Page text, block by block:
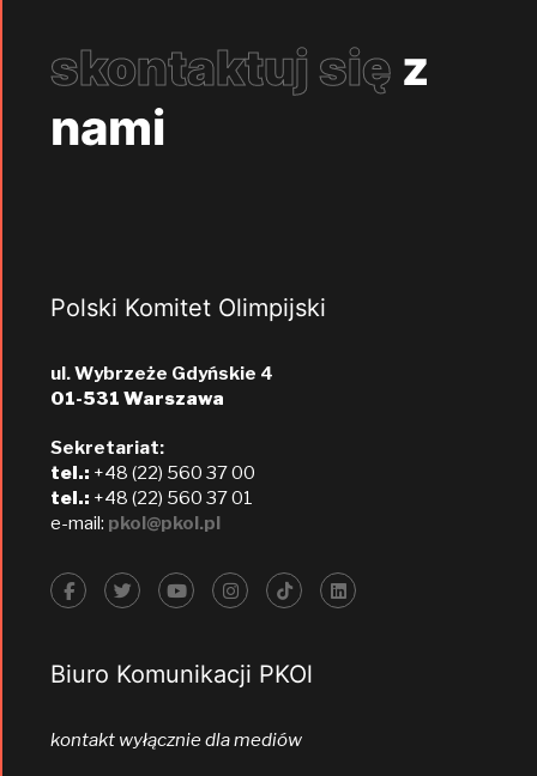
skontaktuj się z
nami
Polski Komitet Olimpijski
ul. Wybrzeże Gdyńskie 4
01-531 Warszawa
Sekretariat:
tel.: +48 (22) 560 37 00
tel.: +48 (22) 560 37 01
e-mail: pkol@pkol.pl
Biuro Komunikacji PKOl
kontakt wyłącznie dla mediów